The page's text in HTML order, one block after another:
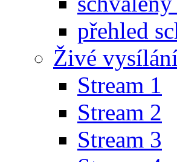
přehled
Živé
Stream 1
Stream 2
Stream 3